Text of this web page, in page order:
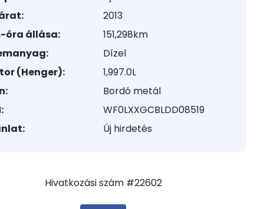
2013
óra állása:
151,298km
Dízel
(Henger):
1,997.0L
Bordó metál
WF0LXXGCBLDD08519
Új hirdetés
Hivatkozási szám #22602